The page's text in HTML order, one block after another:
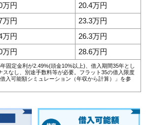
万円
20.4万円
万円
23.3万円
万円
26.3万円
万円 28.6万円
固定金利が2.49%(頭金10%以上)、借入期間35年とし
スなし、別途手数料等が必要。フラット35の借入限度
入可能額シミュレーション（年収から計算）
」を参